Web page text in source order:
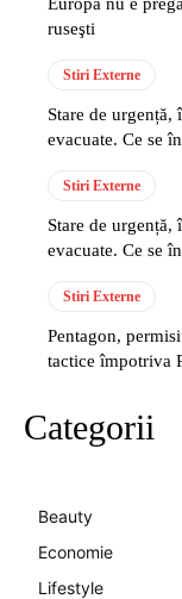
ruseşti
Stiri Externe
Stare de urgență,
evacuate. Ce se
Stiri Externe
Stare de urgență,
evacuate. Ce se
Stiri Externe
Pentagon,
tactice împotriva
Categorii
Beauty
Economie
Lifestyle